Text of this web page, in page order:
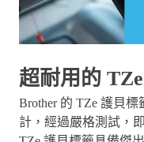
超耐用的
Brother 的 TZe 護貝
計，經過嚴格測試，